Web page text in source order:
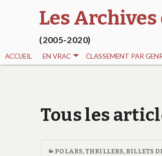
Les
(2005-2020)
ACCUEIL EN VRAC CLASSEMENT PAR
Tous les
POLARS, THRILLERS, BILLETS